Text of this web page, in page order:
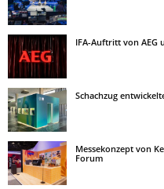
IFA-Auftritt von AEG
Schachzug
Messekonzept von
Forum